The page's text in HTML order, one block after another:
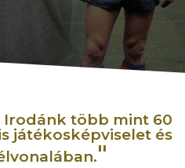
Irodánk több mint 60
játékosképviselet és
"